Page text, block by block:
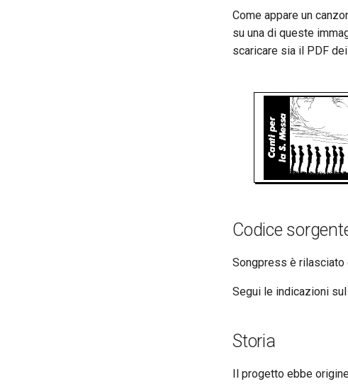
Come appare un
su una di queste
scaricare sia il PDF
Codice
Songpress è rilasciato
Segui le indicazioni
Storia
Il progetto ebbe